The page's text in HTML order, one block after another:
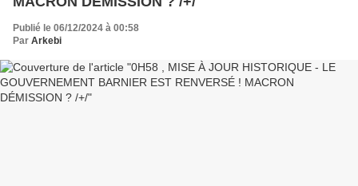
Publié le 06/12/2024 à 00:58
Par Arkebi